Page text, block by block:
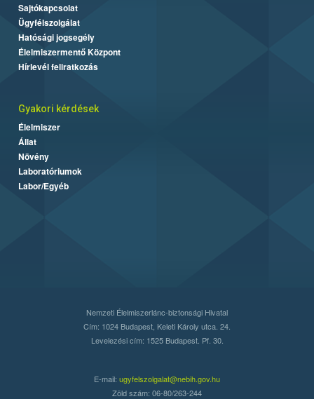
Sajtókapcsolat
Ügyfélszolgálat
Hatósági jogsegély
Élelmiszermentő Központ
Hírlevél feliratkozás
Gyakori kérdések
Élelmiszer
Állat
Növény
Laboratóriumok
Labor/Egyéb
Nemzeti Élelmiszerlánc-biztonsági Hivatal
Cím: 1024 Budapest, Keleti Károly utca. 24.
Levelezési cím: 1525 Budapest. Pf. 30.
E-mail: ugyfelszolgalat@nebih.gov.hu
Zöld szám: 06-80/263-244